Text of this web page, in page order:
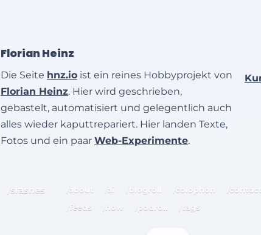
Florian Heinz
Die Seite hnz.io ist ein reines Hobbyprojekt von
Florian Heinz. Hier wird geschrieben,
gebastelt, automatisiert und gelegentlich auch
alles wieder kaputtrepariert. Hier landen Texte,
Fotos und ein paar Web-Experimente.
/slashes /about /ai /blogroll /colophon /contact
/feeds
/now /podroll /tags